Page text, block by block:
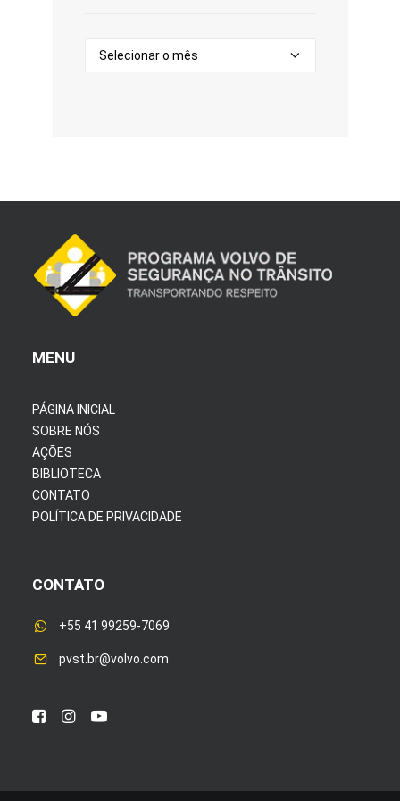
Arquivos
MENU
PÁGINA INICIAL
SOBRE NÓS
AÇÕES
BIBLIOTECA
CONTATO
POLÍTICA DE PRIVACIDADE
CONTATO
+55 41 99259-7069
pvst.br@volvo.com